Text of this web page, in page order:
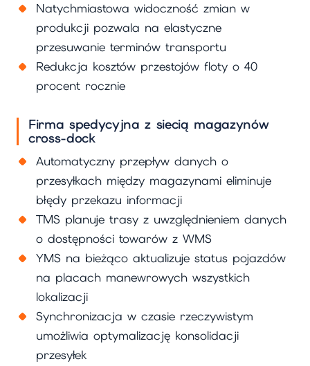
Natychmiastowa widoczność zmian w
produkcji pozwala na elastyczne
przesuwanie terminów transportu
Redukcja kosztów przestojów floty o 40
procent rocznie
Firma spedycyjna z siecią magazynów
cross-dock
Automatyczny przepływ danych o
przesyłkach między magazynami eliminuje
błędy przekazu informacji
TMS planuje trasy z uwzględnieniem danych
o dostępności towarów z WMS
YMS na bieżąco aktualizuje status pojazdów
na placach manewrowych wszystkich
lokalizacji
Synchronizacja w czasie rzeczywistym
umożliwia optymalizację konsolidacji
przesyłek